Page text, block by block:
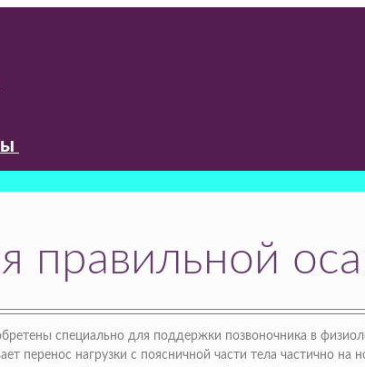
правильной
специально для поддержки позвоночника в
перенос нагрузки с поясничной части тела частично